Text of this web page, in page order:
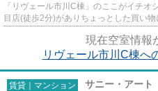
「リヴェール市川C棟」のここがイチ
目店(徒歩2分)がありちょっとした買い
現在空室情報
リヴェール市川C棟へ
賃貸｜マンション サニー・アート